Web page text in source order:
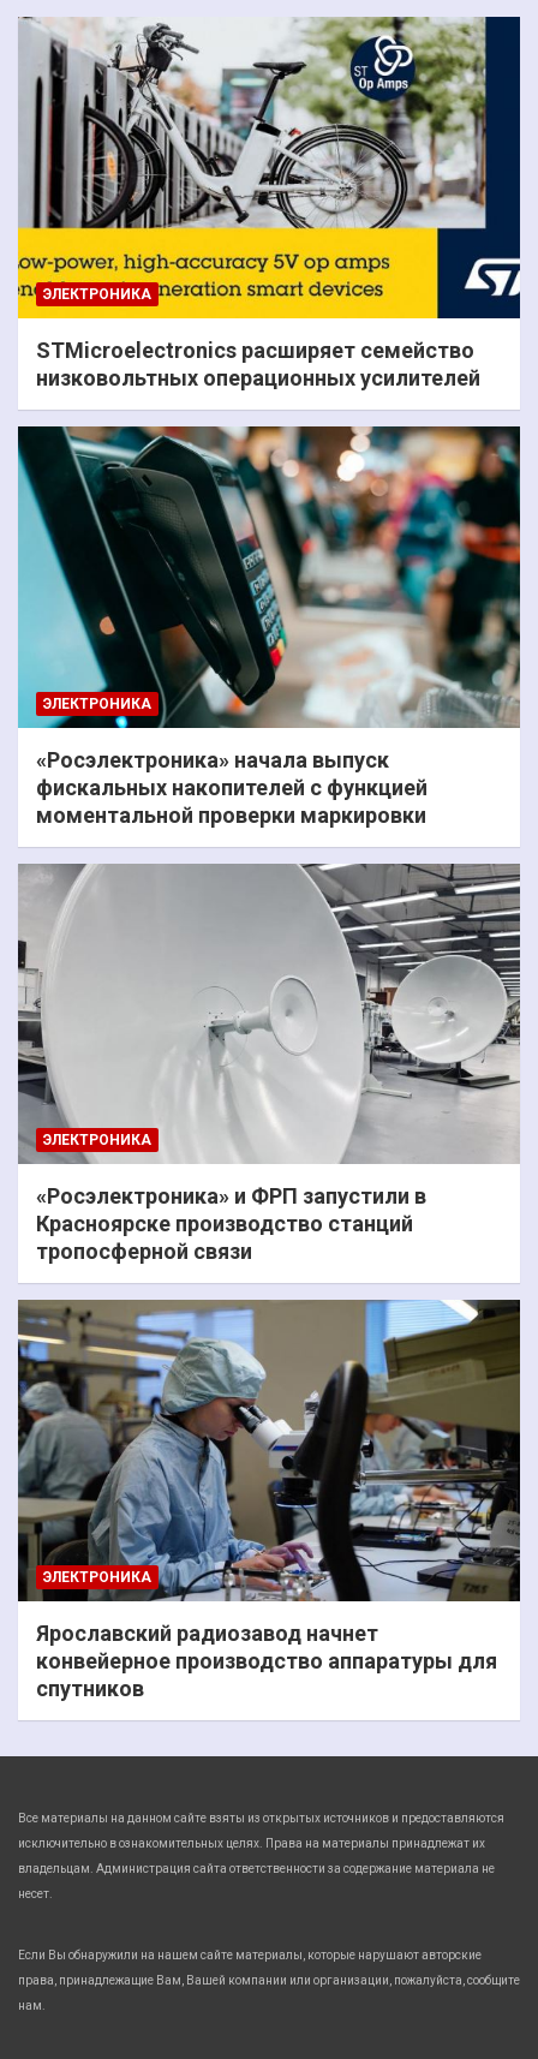
ЭЛЕКТРОНИКА
STMicroelectronics расширяет семейство
низковольтных операционных усилителей
ЭЛЕКТРОНИКА
«Росэлектроника» начала выпуск
фискальных накопителей с функцией
моментальной проверки маркировки
ЭЛЕКТРОНИКА
«Росэлектроника» и ФРП запустили в
Красноярске производство станций
тропосферной связи
ЭЛЕКТРОНИКА
Ярославский радиозавод начнет
конвейерное производство аппаратуры для
спутников
Все материалы на данном сайте взяты из открытых источников и предоставляются
исключительно в ознакомительных целях. Права на материалы принадлежат их
владельцам. Администрация сайта ответственности за содержание материала не
несет.
Если Вы обнаружили на нашем сайте материалы, которые нарушают авторские
права, принадлежащие Вам, Вашей компании или организации, пожалуйста, сообщите
нам.